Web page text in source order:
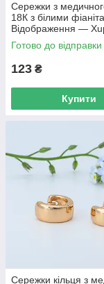
Сережки з
18К з білими
Відображення —
15×9 мм, 2.8 г, арт.
Готово до відправки
123 ₴
Купити
Сережки кільця з